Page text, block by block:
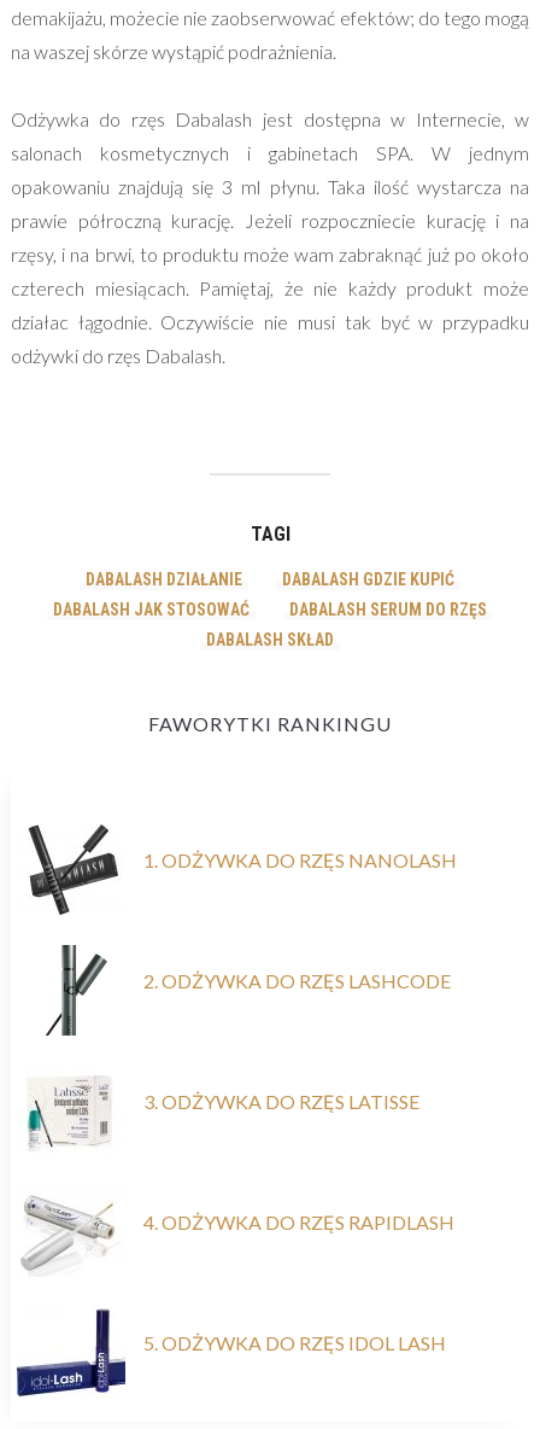
demakijażu, możecie nie zaobserwować efektów; do tego mogą
na waszej skórze wystąpić podrażnienia.
Odżywka do rzęs Dabalash jest dostępna w Internecie, w
salonach kosmetycznych i gabinetach SPA. W jednym
opakowaniu znajdują się 3 ml płynu. Taka ilość wystarcza na
prawie półroczną kurację. Jeżeli rozpoczniecie kurację i na
rzęsy, i na brwi, to produktu może wam zabraknąć już po około
czterech miesiącach. Pamiętaj, że nie każdy produkt może
działac łągodnie. Oczywiście nie musi tak być w przypadku
odżywki do rzęs Dabalash.
TAGI
DABALASH DZIAŁANIE
DABALASH GDZIE KUPIĆ
DABALASH JAK STOSOWAĆ
DABALASH SERUM DO RZĘS
DABALASH SKŁAD
FAWORYTKI RANKINGU
1. ODŻYWKA DO RZĘS NANOLASH
2. ODŻYWKA DO RZĘS LASHCODE
3. ODŻYWKA DO RZĘS LATISSE
4. ODŻYWKA DO RZĘS RAPIDLASH
5. ODŻYWKA DO RZĘS IDOL LASH